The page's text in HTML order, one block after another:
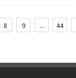
8 9 ... 44